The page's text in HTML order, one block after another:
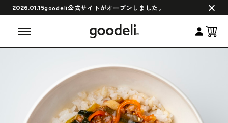
2026.01.15goodeli公式サイトがオープンしました。
会員制度について